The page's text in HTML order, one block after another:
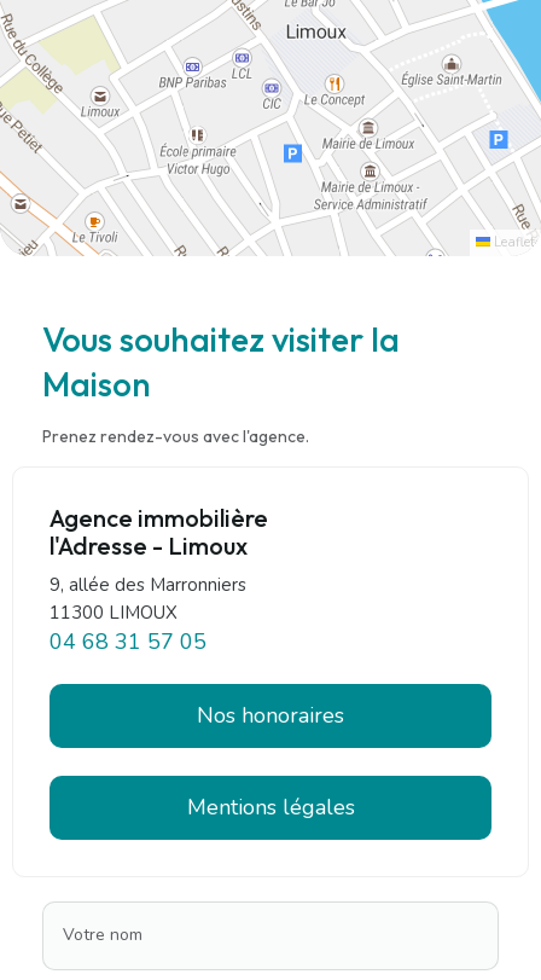
Leaflet
Vous souhaitez visiter la
Maison
Prenez rendez-vous avec l'agence.
Agence immobilière
l'Adresse - Limoux
9, allée des Marronniers
11300 LIMOUX
04 68 31 57 05
Nos honoraires
Mentions légales
Votre nom